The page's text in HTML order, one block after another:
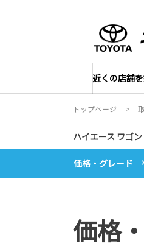
近くの店舗
トップページ
ハイエース ワゴン
価格・グレード
価格